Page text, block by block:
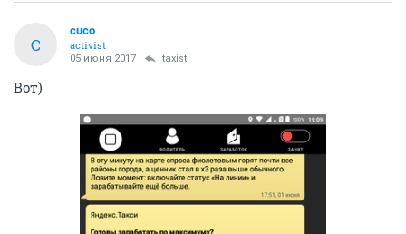
C
cuco
activist
05 июня 2017 taxist
Вот)